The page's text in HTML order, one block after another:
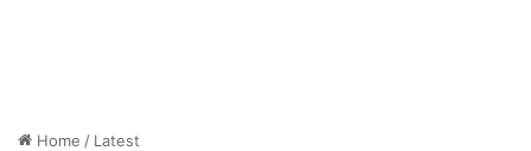
Home / Latest